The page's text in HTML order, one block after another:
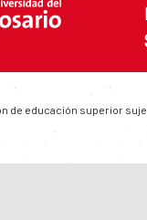
de educación superior